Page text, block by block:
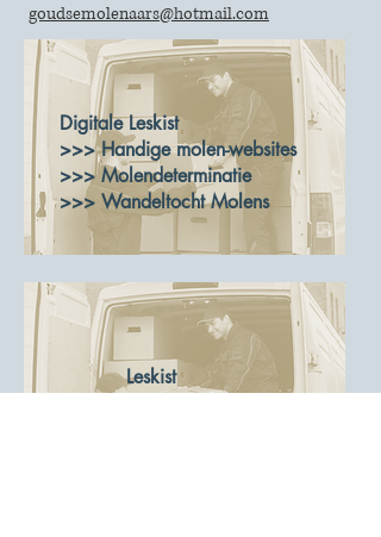
goudsemolenaars@hotmail.com
Digitale Leskist
>>>Handige molen-websites
>>>Molendeterminatie
>>> Wandeltocht Molens
Leskist